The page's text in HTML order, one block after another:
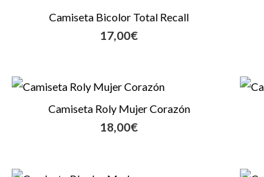
Camiseta Bicolor Total Recall
17,00€
Camiseta Roly Mujer Corazón
18,00€